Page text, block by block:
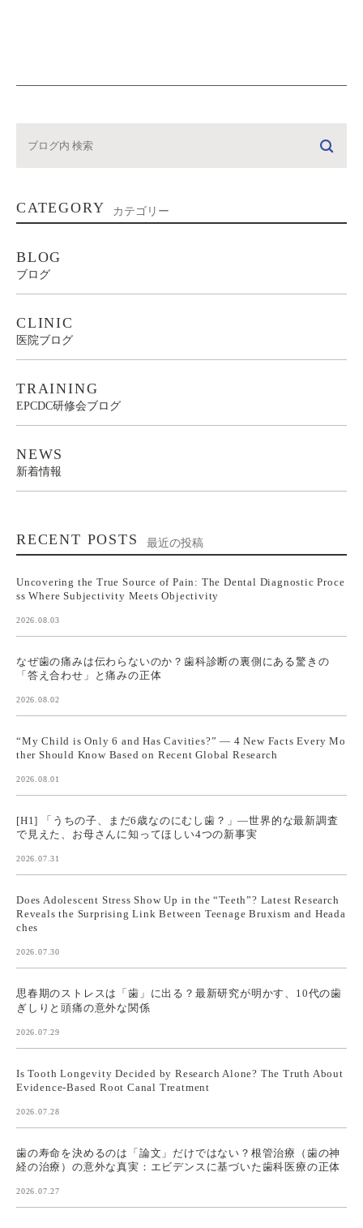
CATEGORY カテゴリー
BLOG
ブログ
CLINIC
医院ブログ
TRAINING
EPCDC研修会ブログ
NEWS
新着情報
RECENT POSTS 最近の投稿
Uncovering the True Source of Pain: The Dental Diagnostic Proce
ss Where Subjectivity Meets Objectivity
2026.08.03
なぜ歯の痛みは伝わらないのか？歯科診断の裏側にある驚きの
「答え合わせ」と痛みの正体
2026.08.02
“My Child is Only 6 and Has Cavities?” — 4 New Facts Every Mo
ther Should Know Based on Recent Global Research
2026.08.01
[H1] 「うちの子、まだ6歳なのにむし歯？」—世界的な最新調査
で見えた、お母さんに知ってほしい4つの新事実
2026.07.31
Does Adolescent Stress Show Up in the “Teeth”? Latest Research
Reveals the Surprising Link Between Teenage Bruxism and Heada
ches
2026.07.30
思春期のストレスは「歯」に出る？最新研究が明かす、10代の歯
ぎしりと頭痛の意外な関係
2026.07.29
Is Tooth Longevity Decided by Research Alone? The Truth About
Evidence-Based Root Canal Treatment
2026.07.28
歯の寿命を決めるのは「論文」だけではない？根管治療（歯の神
経の治療）の意外な真実：エビデンスに基づいた歯科医療の正体
2026.07.27